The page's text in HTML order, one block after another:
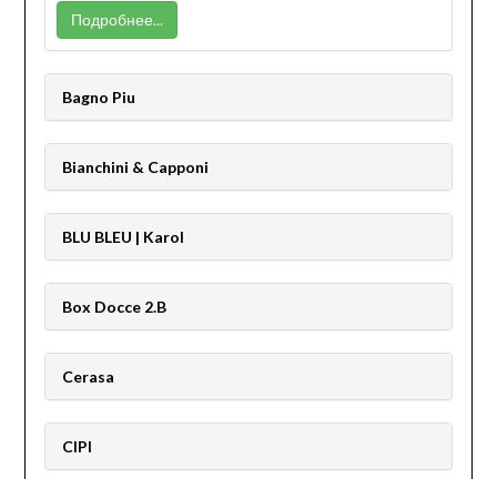
Подробнее...
Bagno Piu
Bianchini & Capponi
BLU BLEU | Karol
Box Docce 2.B
Cerasa
CIPI